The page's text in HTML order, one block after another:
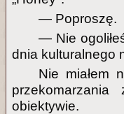
— Poproszę.
— Nie
dnia kulturalnego
Nie miałem
obiektywie.